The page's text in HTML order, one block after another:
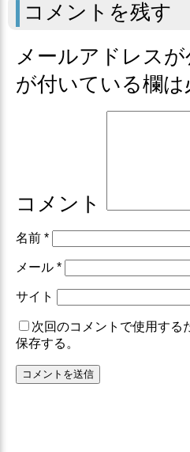
コメントを残す
メールアドレス
が付いている欄は
コメント
名前 *
メール *
サイト
次回のコメントで使用する
保存する。